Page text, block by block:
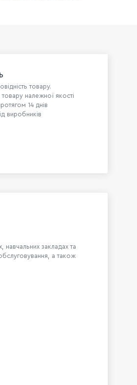
товару.
належної якості
14 днів
виробників
навчальних закладах та
а також